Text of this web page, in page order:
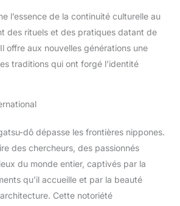
l’essence de la continuité culturelle au
des rituels et des pratiques datant de
offre aux nouvelles générations une
traditions qui ont forgé l’identité
dô dépasse les frontières nippones.
des chercheurs, des passionnés
du monde entier, captivés par la
qu’il accueille et par la beauté
Cette notoriété